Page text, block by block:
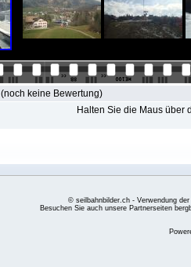
(noch keine Bewertung)
Halten Sie die Maus über
© seilbahnbilder.ch - Verwendung
Besuchen Sie auch unsere Partnerseiten